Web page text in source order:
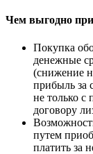
Чем выгодно
Покупка
денежные
(снижение
прибыль за
не только с
договору
путем
платить за